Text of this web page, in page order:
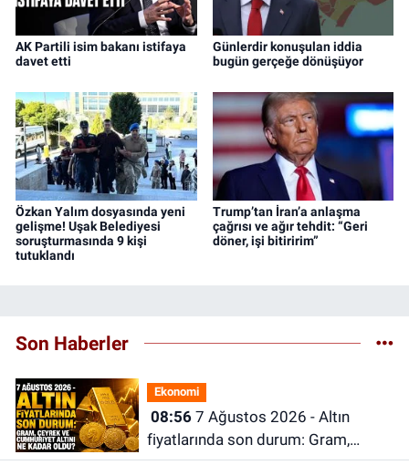
AK Partili isim bakanı istifaya
davet etti
Günlerdir konuşulan iddia
bugün gerçeğe dönüşüyor
Özkan Yalım dosyasında yeni
gelişme! Uşak Belediyesi
soruşturmasında 9 kişi
tutuklandı
Trump’tan İran’a anlaşma
çağrısı ve ağır tehdit: “Geri
döner, işi bitiririm”
Son Haberler
Ekonomi
08:567 Ağustos 2026 - Altın
fiyatlarında son durum: Gram,